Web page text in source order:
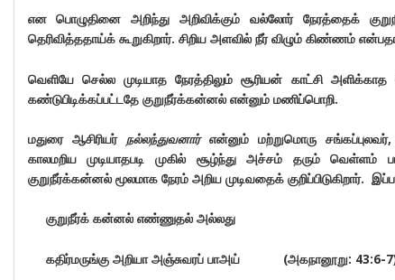
என பொழுதினை அறிந்து அறிவிக்கும் வல்லோர் நேரத்தைக்
தெரிவித்ததாய்க் கூறுகிறார். சிறிய அளவில் நீர் விழும் கிண்ணம்
வெளியே செல்ல முடியாத நேரத்திலும் சூரியன் காட்சி
கண்டுபிடிக்கப்பட்டதே குறுநீர்க்கன்னல் என்னும் மணிப்பொறி.
மதுரை ஆசிரியர் நல்லந்துவனார் என்னும் மற்றுமொரு
காலமறிய முடியாதபடி முகில் சூழ்ந்து அச்சம் தரும் வெள்ளம்
குறுநீர்க்கன்னல் மூலமாக நேரம் அறிய முடிவதைக் குறிப்பிடுகிறார்.
குறுநீர்க் கன்னல் எண்ணுதல் அல்லது
கதிர்மருங்கு அறியா அஞ்சுவரப் பாஅய் (அகநானூறு: 43:6-